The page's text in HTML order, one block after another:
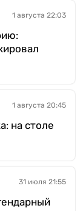
1 августа 22:03
1 августа 20:45
на столе
31 июля 21:55